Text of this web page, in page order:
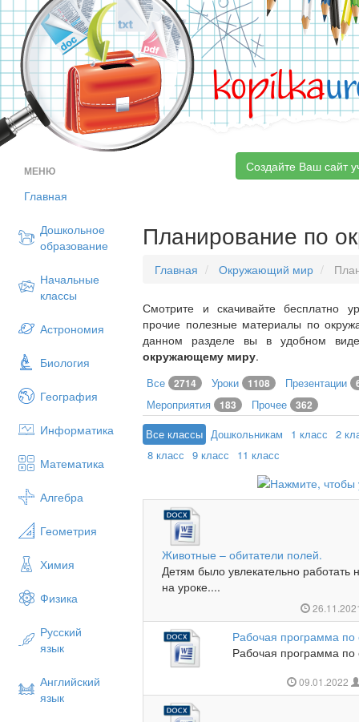
kopilka
МЕНЮ
Главная
Дошкольное
образование
Начальные
классы
Астрономия
Биология
География
Информатика
Математика
Алгебра
Геометрия
Химия
Физика
Русский
язык
Английский
язык
Создайте Ваш сайт
Планирование по
Главная Окружающий мир
Смотрите и скачивайте бесплатно
прочие полезные материалы по
данном разделе вы в удобном
окружающему миру.
Все 2714 Уроки 1108 Презентации
Мероприятия 183 Прочее 362
Все классы Дошкольникам 1 класс 2
8 класс 9 класс 11 класс
Животные – обитатели полей.
Детям было увлекательно работать
на уроке....
Рабочая программа
Рабочая программа
09.01.2022